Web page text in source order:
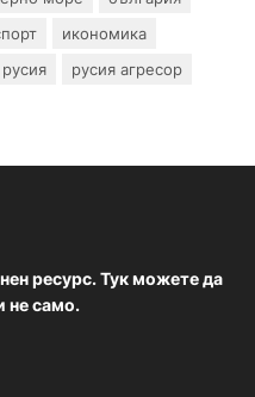
икономика
русия
русия агресор
ресурс. Тук можете да
не само.